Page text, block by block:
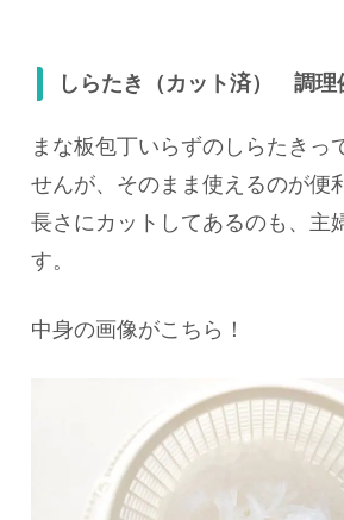
しらたき（カット済） 調理
まな板包丁いらずのしらたきっ
せんが、そのまま使えるのが便
長さにカットしてあるのも、主
す。
中身の画像がこちら！